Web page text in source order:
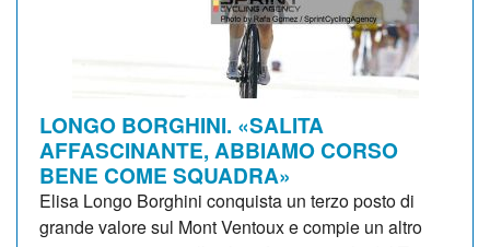
LONGO BORGHINI. «SALITA
AFFASCINANTE, ABBIAMO CORSO
BENE COME SQUADRA»
Elisa Longo Borghini conquista un terzo posto di
grande valore sul Mont Ventoux e compie un altro